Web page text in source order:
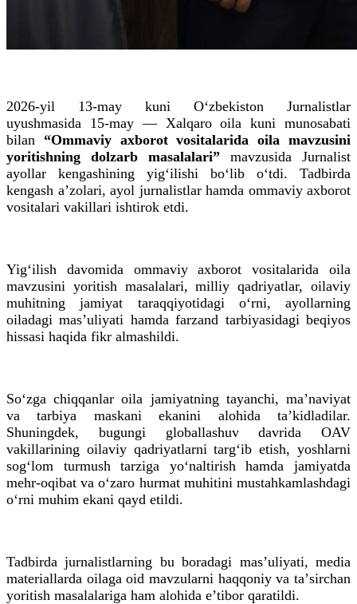
2026-yil 13-may kuni Oʻzbekiston Jurnalistlar
uyushmasida 15-may — Xalqaro oila kuni munosabati
bilan “Ommaviy axborot vositalarida oila mavzusini
yoritishning dolzarb masalalari” mavzusida Jurnalist
ayollar kengashining yigʻilishi boʻlib oʻtdi. Tadbirda
kengash aʼzolari, ayol jurnalistlar hamda ommaviy axborot
vositalari vakillari ishtirok etdi.
Yigʻilish davomida ommaviy axborot vositalarida oila
mavzusini yoritish masalalari, milliy qadriyatlar, oilaviy
muhitning jamiyat taraqqiyotidagi oʻrni, ayollarning
oiladagi masʼuliyati hamda farzand tarbiyasidagi beqiyos
hissasi haqida fikr almashildi.
Soʻzga chiqqanlar oila jamiyatning tayanchi, maʼnaviyat
va tarbiya maskani ekanini alohida taʼkidladilar.
Shuningdek, bugungi globallashuv davrida OAV
vakillarining oilaviy qadriyatlarni targʻib etish, yoshlarni
sogʻlom turmush tarziga yoʻnaltirish hamda jamiyatda
mehr-oqibat va oʻzaro hurmat muhitini mustahkamlashdagi
oʻrni muhim ekani qayd etildi.
Tadbirda jurnalistlarning bu boradagi masʼuliyati, media
materiallarda oilaga oid mavzularni haqqoniy va taʼsirchan
yoritish masalalariga ham alohida eʼtibor qaratildi.